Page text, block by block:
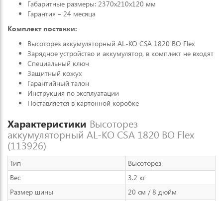
Габаритные размеры: 2370х210х120 мм
Гарантия – 24 месяца
Комплект поставки:
Высоторез аккумуляторный AL-KO CSА 1820 BO Flex
Зарядное устройство и аккумулятор, в комплект не входят
Специальный ключ
Защитный кожух
Гарантийный талон
Инструкция по эксплуатации
Поставляется в картонной коробке
Характеристики Высоторез
аккумуляторный AL-KO CSА 1820 BO Flex
(113926)
Тип
Высоторез
Вес
3.2 кг
Размер шины
20 см / 8 дюйм